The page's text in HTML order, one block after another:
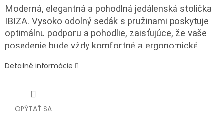
Moderná, elegantná a pohodlná jedálenská stolička
IBIZA. Vysoko odolný sedák s pružinami poskytuje
optimálnu podporu a pohodlie, zaisťujúce, že vaše
posedenie bude vždy komfortné a ergonomické.
Detailné informácie
OPÝTAŤ SA